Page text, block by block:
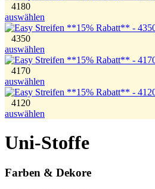
4180
auswählen
4350
auswählen
4170
auswählen
4120
auswählen
Uni-Stoffe
Farben & Dekore